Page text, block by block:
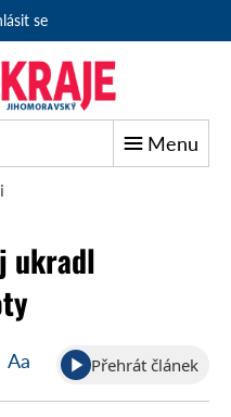
se
Menu
ukradl
Aa Přehrát článek